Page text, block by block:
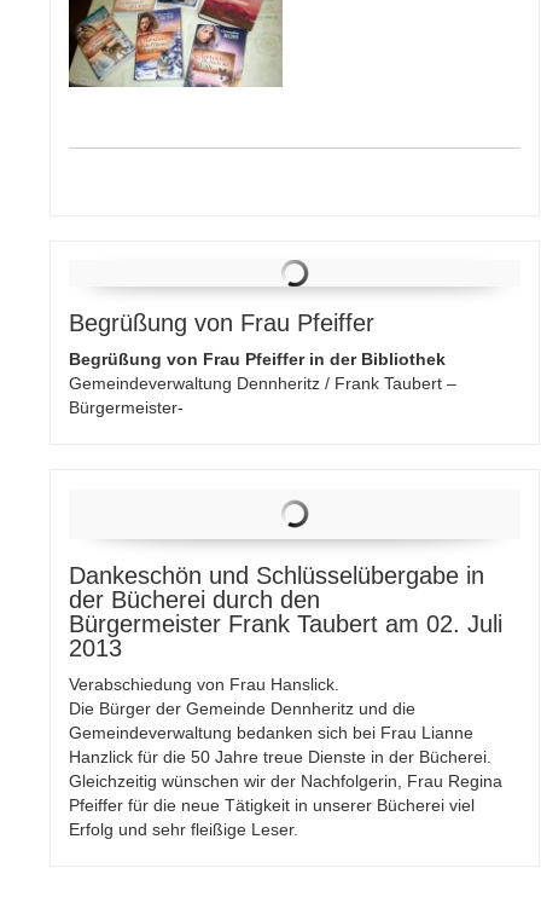
Begrüßung von Frau Pfeiffer
Begrüßung von Frau Pfeiffer in der Bibliothek
Gemeindeverwaltung Dennheritz / Frank Taubert –
Bürgermeister-
Dankeschön und Schlüsselübergabe in
der Bücherei durch den
Bürgermeister Frank Taubert am 02. Juli
2013
Verabschiedung von Frau Hanslick.
Die Bürger der Gemeinde Dennheritz und die
Gemeindeverwaltung bedanken sich bei Frau Lianne
Hanzlick für die 50 Jahre treue Dienste in der Bücherei.
Gleichzeitig wünschen wir der Nachfolgerin, Frau Regina
Pfeiffer für die neue Tätigkeit in unserer Bücherei viel
Erfolg und sehr fleißige Leser.